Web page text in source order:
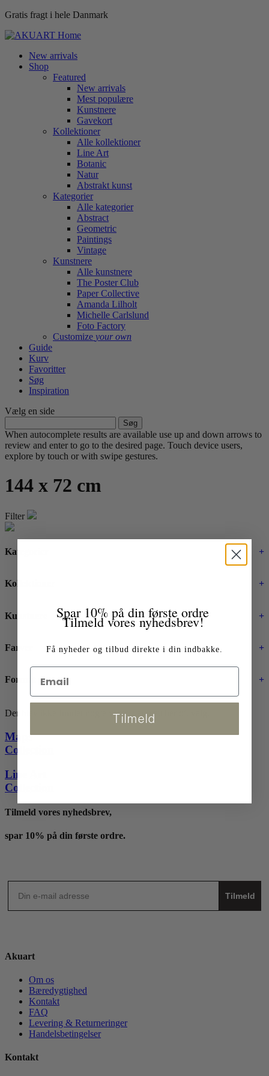
Gratis fragt i hele Danmark
New arrivals
Shop
Featured
New arrivals
Mest populære
Kunstnere
Gavekort
Kollektioner
Alle kollektioner
Line Art
Botanic
Natur
Abstrakt kunst
Kategorier
Alle kategorier
Abstract
Geometric
Paintings
Vintage
Kunstnere
Alle kunstnere
The Poster Club
Paper Collective
Amanda Lilholt
Michelle Carlslund
Foto Factory
Customize your own
Guide
Kurv
Favoritter
Søg
Inspiration
Vælg en side
efter:
When autocomplete results are available use up and down arrows to
review and enter to go to the desired page. Touch device users,
explore by touch or with swipe gestures.
144 x 72 cm
Filter
Kategorier +
Kollektioner +
Kunstnere +
Farver +
Format +
Der blev ikke fundet nogle varer, der matcher dit valg.
Maps
Collection
Line Art
Collection
Tilmeld vores nyhedsbrev,
spar 10% på din første ordre.
Tilmeld
Akuart
Om os
Bæredygtighed
Kontakt
FAQ
Levering & Returneringer
Handelsbetingelser
Kontakt
Spar 10% på din første ordre
Tilmeld vores nyhedsbrev!
Få nyheder og tilbud direkte i din indbakke.
Tilmeld